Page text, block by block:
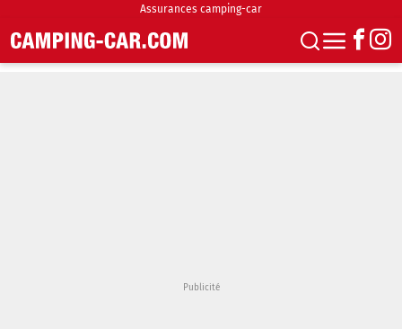
Assurances camping-car